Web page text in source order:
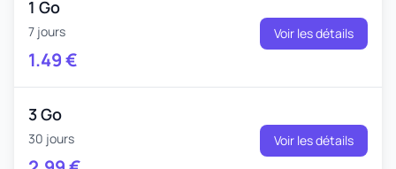
1 Go
7 jours
1.49€
Voir les détails
3 Go
30 jours Voir les détails